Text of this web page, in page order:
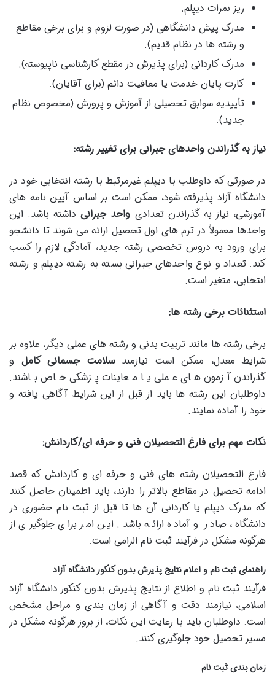
ریز نمرات دیپلم.
مدرک پیش دانشگاهی (در صورت لزوم و برای برخی مقاطع
و رشته ها در نظام قدیم).
مدرک کاردانی (برای پذیرش در مقطع کارشناسی ناپیوسته).
کارت پایان خدمت یا معافیت دائم (برای آقایان).
تأییدیه سوابق تحصیلی از آموزش و پرورش (مخصوص نظام
جدید).
نیاز به گذراندن واحدهای جبرانی برای تغییر رشته:
در صورتی که داوطلب با دیپلم غیرمرتبط با رشته انتخابی خود در
دانشگاه آزاد پذیرفته شود، ممکن است بر اساس آیین نامه های
آموزشی، نیاز به گذراندن تعدادی واحد جبرانیداشته باشد. این
واحدها معمولاً در ترم های اول تحصیل ارائه می شوند تا دانشجو
برای ورود به دروس تخصصی رشته جدید، آمادگی لازم را کسب
کند. تعداد و نوع واحدهای جبرانی بسته به رشته دیپلم و رشته
انتخابی، متغیر است.
استثنائات برخی رشته ها:
برخی رشته ها مانند تربیت بدنی و رشته های عملی دیگر، علاوه بر
شرایط معدل، ممکن است نیازمندسلامت جسمانی کامل و
گذراندن آزمون های عملی یا معاینات پزشکی خاص باشند.
داوطلبان این رشته ها باید از قبل از این شرایط آگاهی یافته و
خود را آماده نمایند.
نکات مهم برای فارغ التحصیلان فنی و حرفه ای/کاردانش:
فارغ التحصیلان رشته های فنی و حرفه ای و کاردانش که قصد
ادامه تحصیل در مقاطع بالاتر را دارند، باید اطمینان حاصل کنند
که مدرک دیپلم یا کاردانی آن ها تا قبل از ثبت نام حضوری در
دانشگاه، صادر و آماده ارائه باشد. این امر برای جلوگیری از
هرگونه مشکل در فرآیند ثبت نام الزامی است.
راهنمای ثبت نام و اعلام نتایج پذیرش بدون کنکور دانشگاه آزاد
فرآیند ثبت نام و اطلاع از نتایج پذیرش بدون کنکور دانشگاه آزاد
اسلامی، نیازمند دقت و آگاهی از زمان بندی و مراحل مشخص
است. داوطلبان باید با رعایت این نکات، از بروز هرگونه مشکل در
مسیر تحصیل خود جلوگیری کنند.
زمان بندی ثبت نام